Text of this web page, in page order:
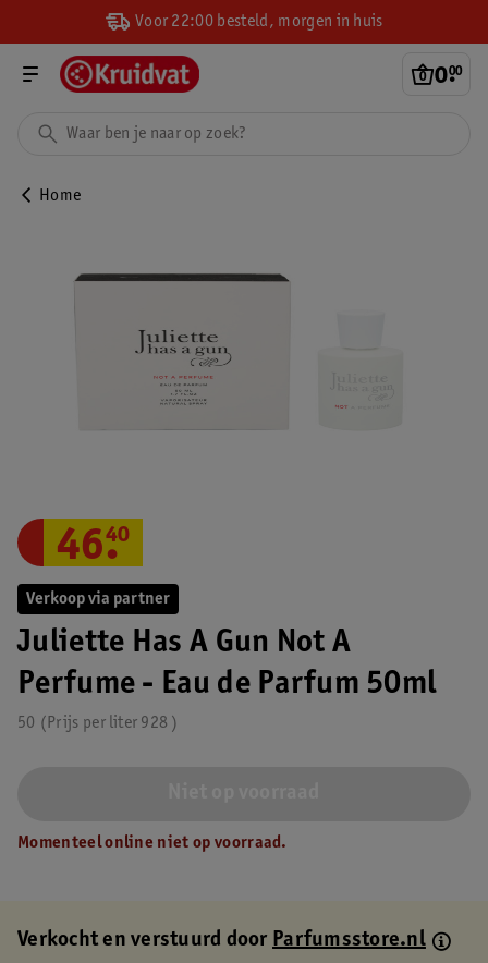
Voor 22:00 besteld, morgen in huis
0.
00
Home
Verkoop via partner
Juliette Has A Gun Not A
Perfume - Eau de Parfum 50ml
50 928
Prijs per liter
46.
40
Momenteel online niet op voorraad.
Verkocht en verstuurd doorParfumsstore.nl